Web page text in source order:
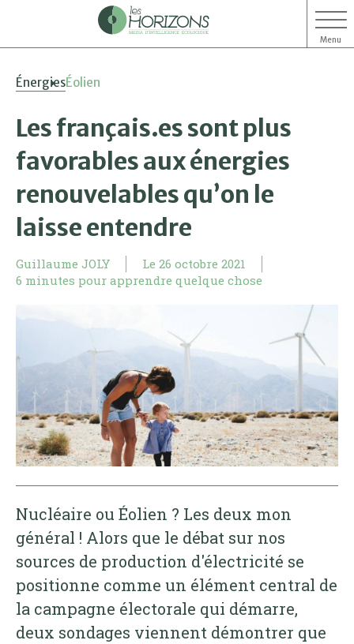
Menu
ÉnergiesÉolien
Les français.es sont plus
favorables aux énergies
renouvelables qu’on le
laisse entendre
Guillaume JOLY Le 26 octobre 2021
6 minutes pour apprendre quelque chose
Nucléaire ou Éolien ? Les deux mon
général ! Alors que le débat sur nos
sources de production d'électricité se
positionne comme un élément central de
la campagne électorale qui démarre,
deux sondages viennent démontrer que